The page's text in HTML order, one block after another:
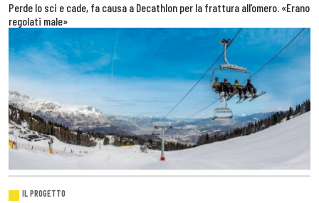
Perde lo sci e cade, fa causa a Decathlon per la frattura all’omero. «Erano
regolati male»
IL PROGETTO